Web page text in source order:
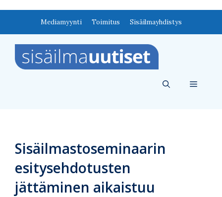
Mediamyynti Toimitus Sisäilmayhdistys
Valikko
Sisäilmastoseminaarin
esitysehdotusten
jättäminen aikaistuu